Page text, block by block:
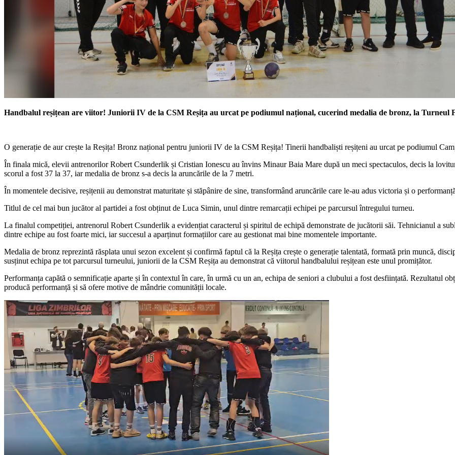
Handbalul reșițean are viitor! Juniorii IV de la CSM Reșița au urcat pe podiumul național, cucerind medalia de bronz, la
O generație de aur crește la Reșița! Bronz național pentru juniorii IV de la CSM Reșița! Tinerii handbaliști reșițeni au urcat pe podiumul
În finala mică, elevii antrenorilor Robert Csunderlik și Cristian Ionescu au învins Minaur Baia Mare după un meci spectaculos, decis la
scorul a fost 37 la 37, iar medalia de bronz s-a decis la aruncările de la 7 metri.
În momentele decisive, reșițenii au demonstrat maturitate și stăpânire de sine, transformând aruncările care le-au adus victoria și o
Titlul de cel mai bun jucător al partidei a fost obținut de Luca Simin, unul dintre remarcații echipei pe parcursul întregului turneu.
La finalul competiției, antrenorul Robert Csunderlik a evidențiat caracterul și spiritul de echipă demonstrate de jucătorii săi. Tehnicianul a
dintre echipe au fost foarte mici, iar succesul a aparținut formațiilor care au gestionat mai bine momentele importante.
Medalia de bronz reprezintă răsplata unui sezon excelent și confirmă faptul că la Reșița crește o generație talentată, formată prin muncă,
susținut echipa pe tot parcursul turneului, juniorii de la CSM Reșița au demonstrat că viitorul handbalului reșițean este unul promițător.
Performanța capătă o semnificație aparte și în contextul în care, în urmă cu un an, echipa de seniori a clubului a fost desființată. Rezultatul
producă performanță și să ofere motive de mândrie comunității locale.